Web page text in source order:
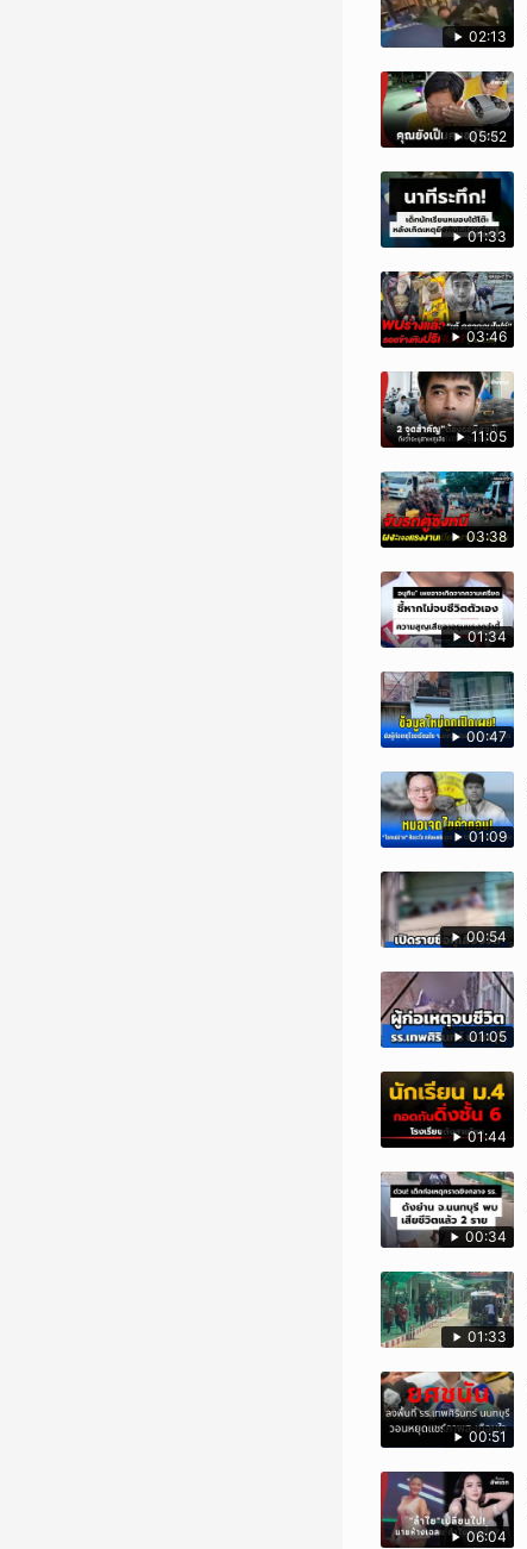
02:13
05:52
01:33
03:46
11:05
03:38
01:34
00:47
01:09
00:54
01:05
01:44
00:34
01:33
00:51
06:04